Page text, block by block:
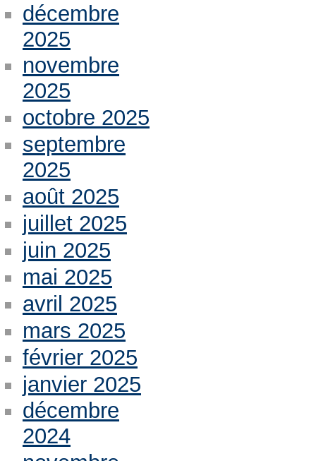
décembre
2025
novembre
2025
octobre 2025
septembre
2025
août 2025
juillet 2025
juin 2025
mai 2025
avril 2025
mars 2025
février 2025
janvier 2025
décembre
2024